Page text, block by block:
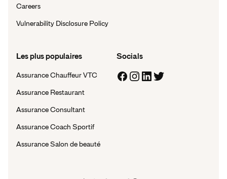
Careers
Vulnerability Disclosure Policy
Les plus populaires
Assurance Chauffeur VTC
Assurance Restaurant
Assurance Consultant
Assurance Coach Sportif
Assurance Salon de beauté
Socials